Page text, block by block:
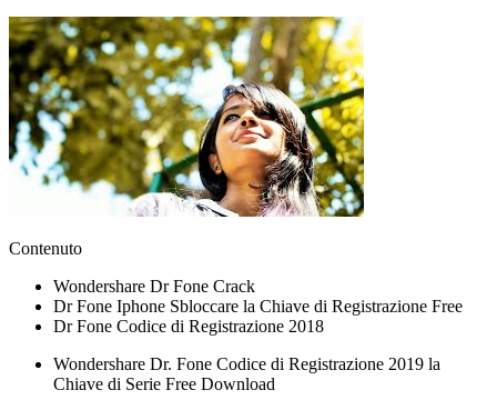
Contenuto
Wondershare Dr Fone Crack
Dr Fone Iphone Sbloccare la Chiave di Registrazione Free
Dr Fone Codice di Registrazione 2018
Wondershare Dr. Fone Codice di Registrazione 2019 la
Chiave di Serie Free Download